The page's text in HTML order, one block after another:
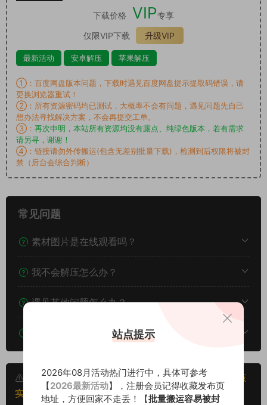
下载价格 VIP专享
仅限VIP下载
升级VIP
最新活动 安卓解压 苹果解压
①：百度网盘版本问题，下载时遇见百度网盘提示提取码错误，请
更换浏览器重试！
②：所有资源密码均已测试，大概率不会有问题，遇见问题先自己
想办法寻找解决方案，不会再提交工单。
③： 再次申明，本站所有资源均没有露点、纯绿色版本，若有需求
请另寻，谢谢！
④：链接请勿外传搬运(包含无差别批量下载)，检测到后权限将被封
禁（后台会综合判断）
常见问题
素材图片是在线观看吗？
我不会解压怎么办？
遇见其他问题怎么办？
该资源能搬运分享吗？
本文资源仅供个人参考学习，请勿批量搬运，一经核
实将封禁账号权限！
站点提示
2026年08月活动热门进行中，具体可参考
【2026最新活动】，注册会员记得收藏发布页
地址，方便回家不走丢！【批量搬运容易被封